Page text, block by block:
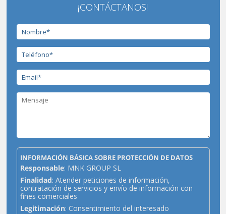
¡CONTÁCTANOS!
INFORMACIÓN BÁSICA SOBRE PROTECCIÓN DE DATOS
Responsable: MNK GROUP SL
Finalidad: Atender peticiones de información,
contratación de servicios y envío de información con
fines comerciales
Legitimación: Consentimiento del interesado